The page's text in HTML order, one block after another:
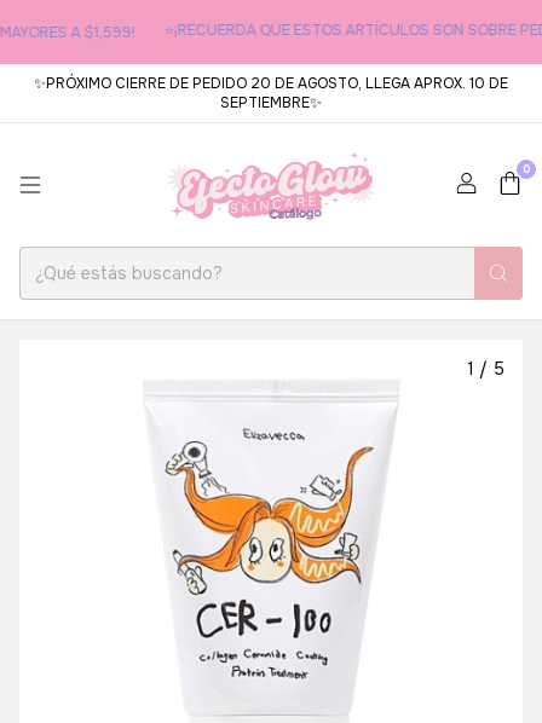
A $1,599! ⭐¡RECUERDA QUE ESTOS ARTÍCULOS SON SOBRE
✨PRÓXIMO CIERRE DE PEDIDO 20 DE AGOSTO, LLEGA APROX. 10 DE
SEPTIEMBRE✨
0
1 / 5